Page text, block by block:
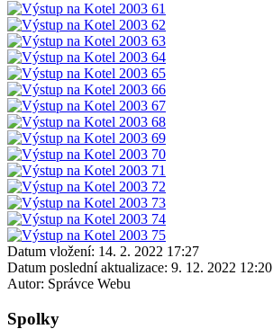
Datum vložení: 14. 2. 2022 17:27
Datum poslední aktualizace: 9. 12. 2022 12:20
Autor: Správce Webu
Spolky